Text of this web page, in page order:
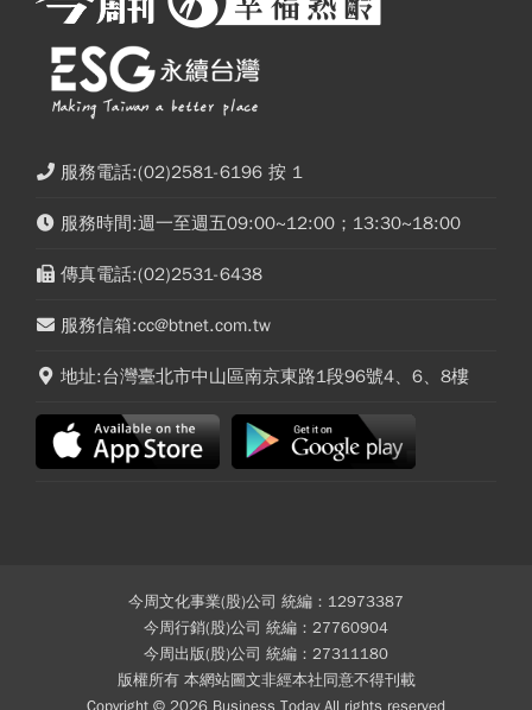
服務電話:(02)2581-6196 按 1
服務時間:週一至週五09:00~12:00；13:30~18:00
傳真電話:(02)2531-6438
服務信箱:cc@btnet.com.tw
地址:台灣臺北市中山區南京東路1段96號4、6、8樓
今周文化事業(股)公司 統編：12973387
今周行銷(股)公司 統編：27760904
今周出版(股)公司 統編：27311180
版權所有 本網站圖文非經本社同意不得刊載
Copyright © 2026 Business Today All rights reserved